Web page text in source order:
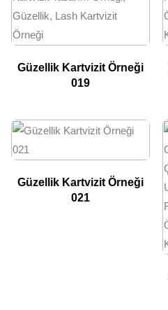
Güzellik Kartvizit Örneği
019
Güzellik Kartvizit Örneği
021